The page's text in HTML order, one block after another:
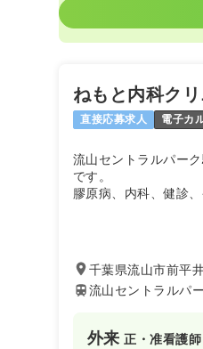
ねもと内科ク
直接応募求人 電子カ
流山セントラルパー
です。
膠原病、内科、健診、
千葉県流山市前平
流山セントラルパ
外来正・准看護師